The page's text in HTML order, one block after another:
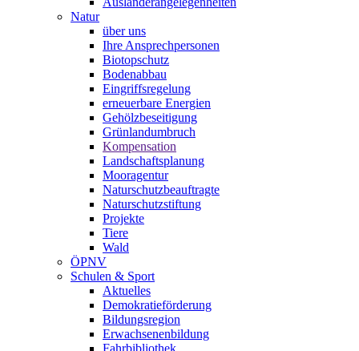
Natur
über uns
Ihre Ansprechpersonen
Biotopschutz
Bodenabbau
Eingriffsregelung
erneuerbare Energien
Gehölzbeseitigung
Grünlandumbruch
Kompensation
Landschaftsplanung
Mooragentur
Naturschutzbeauftragte
Naturschutzstiftung
Projekte
Tiere
Wald
ÖPNV
Schulen & Sport
Aktuelles
Demokratieförderung
Bildungsregion
Erwachsenenbildung
Fahrbibliothek